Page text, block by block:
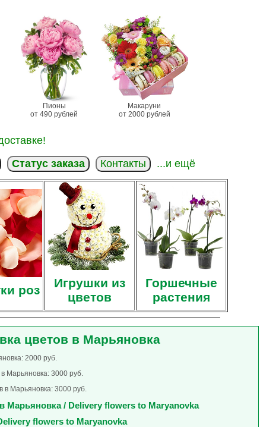
Пионы
от 490 рублей
Макаруни
от 2000 рублей
Статус заказа Контакты ...и ещё
роз
Игрушки из
цветов
Горшечные
растения
цветов в Марьяновка
2000 руб.
Марьяновка: 3000 руб.
в Марьяновка: 3000 руб.
Марьяновка / Delivery flowers to Maryanovka
flowers to Maryanovka